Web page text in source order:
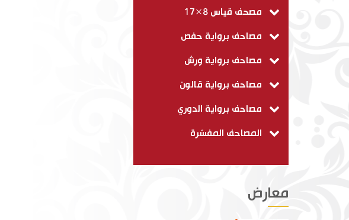
مصحف قياس 8×17
مصاحف برواية حفص
مصاحف برواية ورش
مصاحف برواية قالون
مصاحف برواية الدوري
المصاحف المفسّرة
معارض